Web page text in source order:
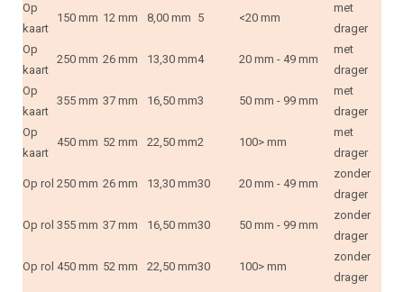
Op
kaart
150 mm 12 mm 8,00 mm 5 <20 mm
met
drager
Op
kaart
250 mm 26 mm 13,30 mm4 20 mm - 49 mm
met
drager
Op
kaart
355 mm 37 mm 16,50 mm3 50 mm - 99 mm
met
drager
Op
kaart
450 mm 52 mm 22,50 mm2 100> mm
met
drager
Op rol 250 mm 26 mm 13,30 mm30 20 mm - 49 mm
zonder
drager
Op rol 355 mm 37 mm 16,50 mm30 50 mm - 99 mm
zonder
drager
Op rol 450 mm 52 mm 22,50 mm30 100> mm
zonder
drager